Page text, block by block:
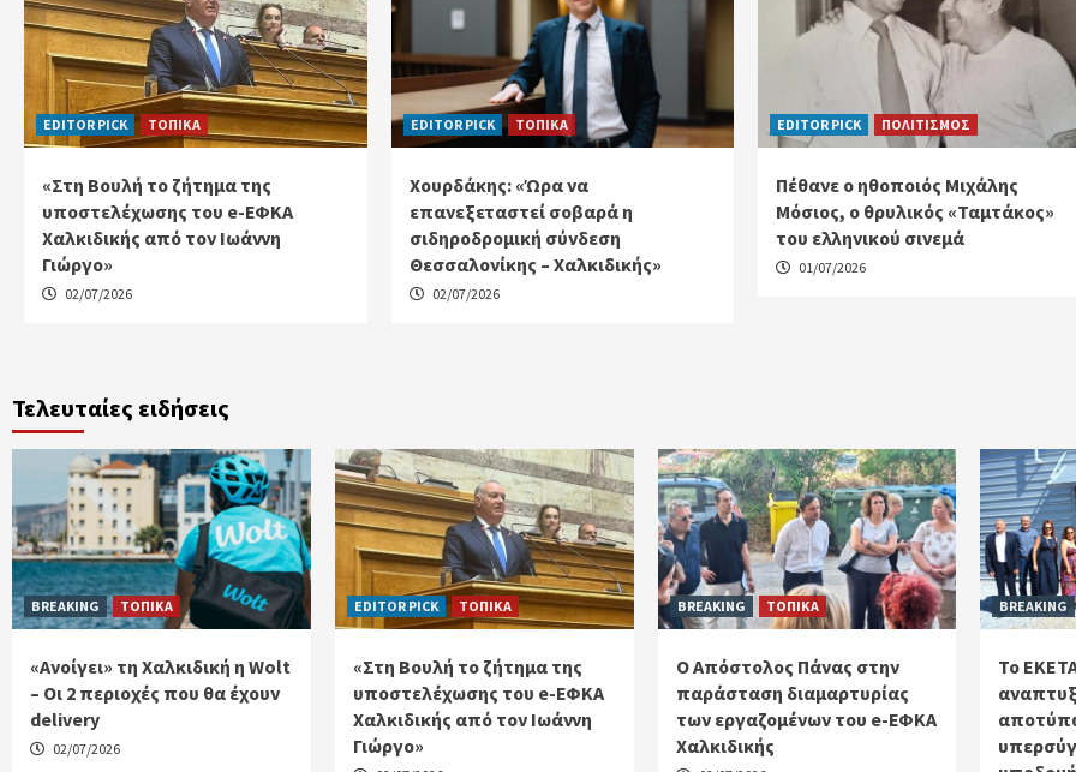
EDITOR PICK ΤΟΠΙΚΑ
«Στη Βουλή το ζήτημα της
υποστελέχωσης του e-ΕΦΚΑ
Χαλκιδικής από τον Ιωάννη
Γιώργο»
02/07/2026
EDITOR PICK ΤΟΠΙΚΑ
Χουρδάκης: «Ώρα να
επανεξεταστεί σοβαρά η
σιδηροδρομική σύνδεση
Θεσσαλονίκης – Χαλκιδικής»
02/07/2026
EDITOR PICK ΠΟΛΙΤΙΣΜΟΣ
Πέθανε ο ηθοποιός Μιχάλης
Μόσιος, ο θρυλικός «Ταμτάκος»
του ελληνικού σινεμά
01/07/2026
Τελευταίες ειδήσεις
BREAKING ΤΟΠΙΚΑ
«Ανοίγει» τη Χαλκιδική η Wolt
– Οι 2 περιοχές που θα έχουν
delivery
02/07/2026
EDITOR PICK ΤΟΠΙΚΑ
«Στη Βουλή το ζήτημα της
υποστελέχωσης του e-ΕΦΚΑ
Χαλκιδικής από τον Ιωάννη
Γιώργο»
BREAKING ΤΟΠΙΚΑ
Ο Απόστολος Πάνας στην
παράσταση διαμαρτυρίας
των εργαζομένων του e-ΕΦΚΑ
Χαλκιδικής
BREAKING
Το